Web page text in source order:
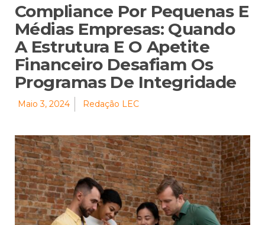
Compliance Por Pequenas E
Médias Empresas: Quando
A Estrutura E O Apetite
Financeiro Desafiam Os
Programas De Integridade
Maio 3, 2024 Redação LEC